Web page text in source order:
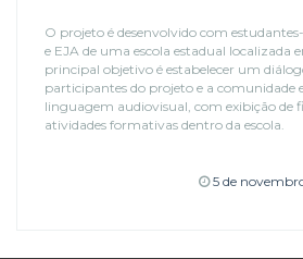
O projeto é desenvolvido com
e EJA de uma escola estadual localizada
principal objetivo é estabelecer um
participantes do projeto e a comunidade
linguagem audiovisual, com exibição de
atividades formativas dentro da escola.
5 de